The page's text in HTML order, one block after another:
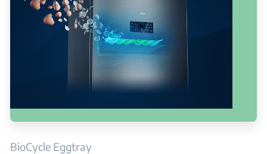
BioCycle Eggtray